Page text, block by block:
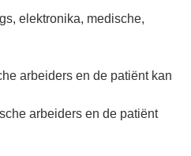
elektronika, medische,
arbeiders en de patiënt kan
arbeiders en de patiënt